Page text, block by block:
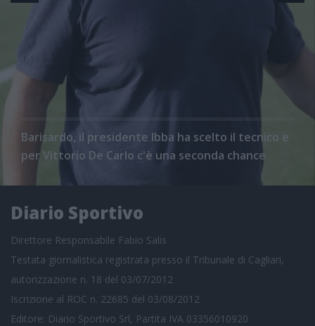
Barisardo, il presidente Ibba ha scelto il tecnico e
per Vittorio De Carlo c'è una seconda chance
Diario Sportivo
Direttore Responsabile Fabio Salis
Testata giornalistica registrata presso il Tribunale di Cagliari,
autorizzazione n. 18 del 03/07/2012
Iscrizione al ROC n. 22685 del 03/08/2012
Editore: Diario Sportivo Srl, Partita IVA 03356010920